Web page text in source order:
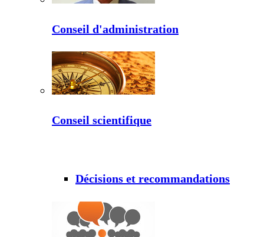
Conseil d'administration
Conseil scientifique
Décisions et recommandations